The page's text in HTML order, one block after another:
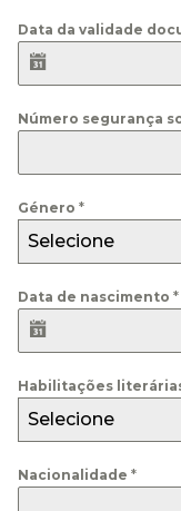
Data da validade
Número segurança
Género *
Selecione
Data de nascimento *
Habilitações
Selecione
Nacionalidade *